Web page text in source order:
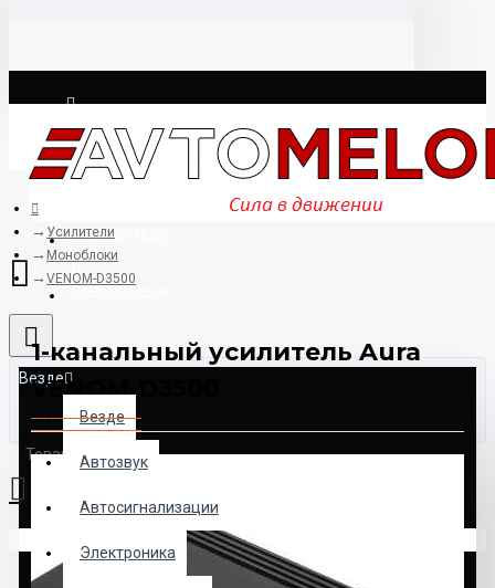
Логин
Регистрация
8925-507-78-06
Везде
Везде
Автозвук
Автосигнализации
Электроника
Товаров: 0 (0.00р.)
Ваша корзина пуста!
Усилители
Моноблоки
VENOM-D3500
1-канальный усилитель Aura
VENOM-D3500